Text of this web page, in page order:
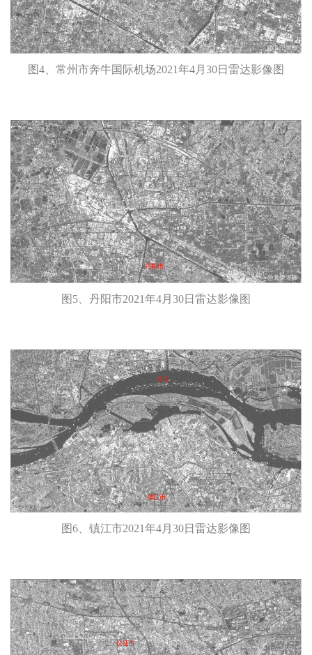
图4、常州市奔牛国际机场2021年4月30日雷达影像图
图5、丹阳市2021年4月30日雷达影像图
图6、镇江市2021年4月30日雷达影像图